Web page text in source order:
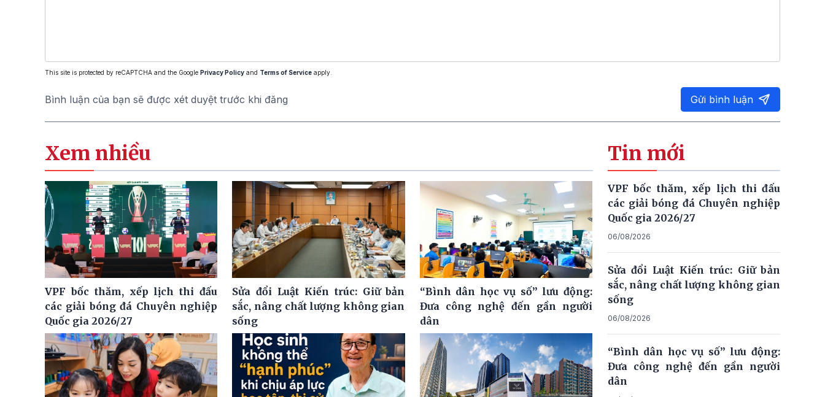
This site is protected by reCAPTCHA and the Google Privacy Policy and Terms of Service apply.
Bình luận của bạn sẽ được xét duyệt trước khi đăng Gửi bình luận
Xem nhiều
VPF bốc thăm, xếp lịch thi đấu
các giải bóng đá Chuyên nghiệp
Quốc gia 2026/27
Sửa đổi Luật Kiến trúc: Giữ bản
sắc, nâng chất lượng không gian
sống
“Bình dân học vụ số” lưu động:
Đưa công nghệ đến gần người
dân
Tin mới
VPF bốc thăm, xếp lịch thi đấu
các giải bóng đá Chuyên nghiệp
Quốc gia 2026/27
06/08/2026
Sửa đổi Luật Kiến trúc: Giữ bản
sắc, nâng chất lượng không gian
sống
06/08/2026
“Bình dân học vụ số” lưu động:
Đưa công nghệ đến gần người
dân